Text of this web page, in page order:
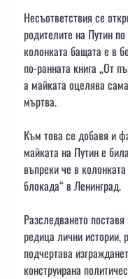
Несъответствия се
родителите на Путин
колонката бащата е в
по-ранната книга „От
а майката оцелява
мъртва.
Към това се добавя и
майката на Путин е
въпреки че в
блокада“ в Ленинград.
Разследването
редица лични истории,
подчертава
конструирана